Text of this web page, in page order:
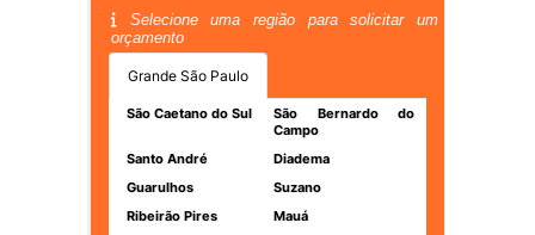
Selecione uma região para solicitar um
orçamento
Grande São Paulo
São Caetano do Sul
São Bernardo do
Campo
Santo André
Diadema
Guarulhos
Suzano
Ribeirão Pires
Mauá